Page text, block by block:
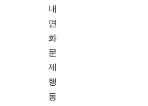
내
면
화
문
제
행
동